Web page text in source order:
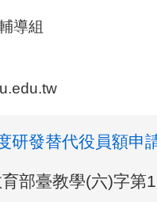
導組
研發替代役員額申
部臺教學(六)字第